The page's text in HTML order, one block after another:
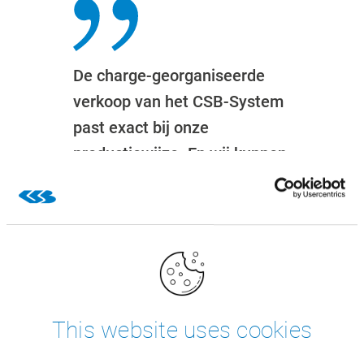
This website uses cookies
De charge-georganiseerde
verkoop van het CSB-System
past exact bij onze
productiewijze. En wij kunnen
onafhankelijk ook diepgaande
IT-leider Töpfer GmbH